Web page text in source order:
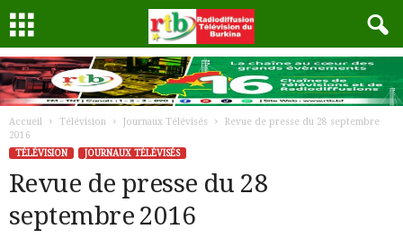
Accueil Télévision Journaux Télévisés
Revue de presse du 28 septembre
2016
TÉLÉVISION
JOURNAUX TÉLÉVISÉS
Revue de presse du 28
septembre 2016